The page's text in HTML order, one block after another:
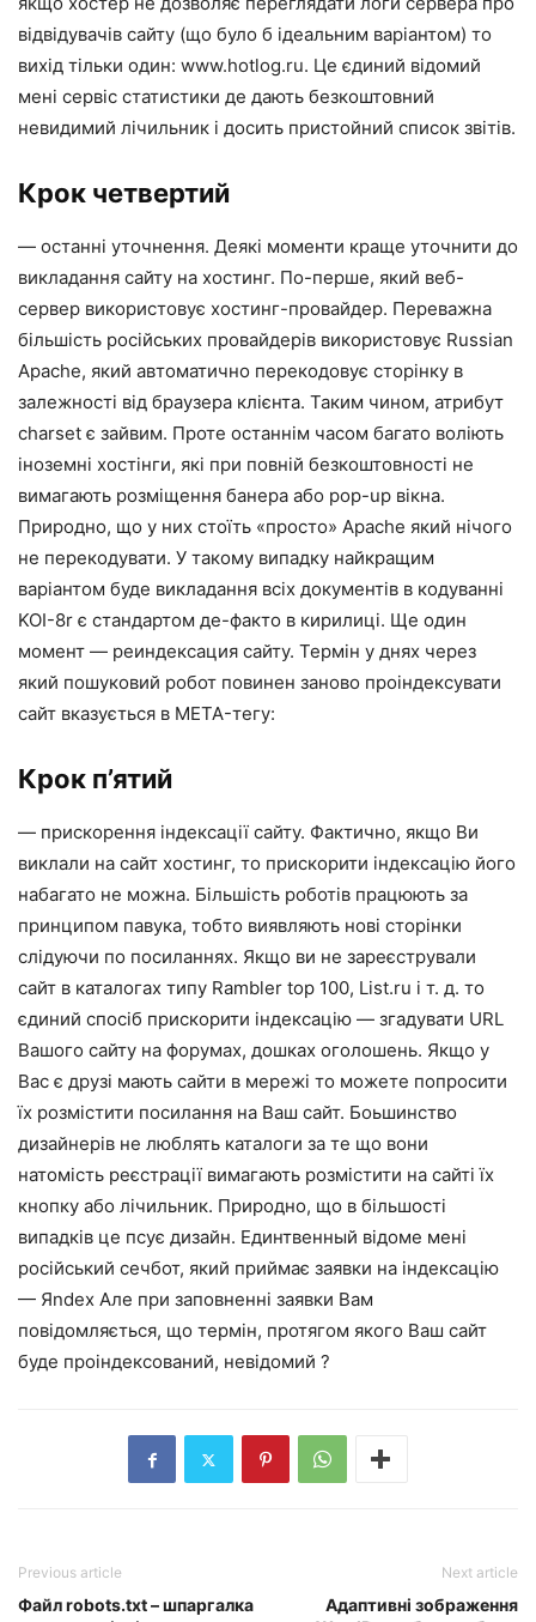
відвідувачів сайту (що було б ідеальним варіантом) то
вихід тільки один: www.hotlog.ru. Це єдиний відомий
мені сервіс статистики де дають безкоштовний
невидимий лічильник і досить пристойний список звітів.
Крок четвертий
— останні уточнення. Деякі моменти краще уточнити до
викладання сайту на хостинг. По-перше, який веб-
сервер використовує хостинг-провайдер. Переважна
більшість російських провайдерів використовує Russian
Apache, який автоматично перекодовує сторінку в
залежності від браузера клієнта. Таким чином, атрибут
charset є зайвим. Проте останнім часом багато воліють
іноземні хостінги, які при повній безкоштовності не
вимагають розміщення банера або pop-up вікна.
Природно, що у них стоїть «просто» Apache який нічого
не перекодувати. У такому випадку найкращим
варіантом буде викладання всіх документів в кодуванні
KOI-8r є стандартом де-факто в кирилиці. Ще один
момент — реиндексация сайту. Термін у днях через
який пошуковий робот повинен заново проіндексувати
сайт вказується в META-тегу:
Крок п’ятий
— прискорення індексації сайту. Фактично, якщо Ви
виклали на сайт хостинг, то прискорити індексацію його
набагато не можна. Більшість роботів працюють за
принципом павука, тобто виявляють нові сторінки
слідуючи по посиланнях. Якщо ви не зареєстрували
сайт в каталогах типу Rambler top 100, List.ru і т. д. то
єдиний спосіб прискорити індексацію — згадувати URL
Вашого сайту на форумах, дошках оголошень. Якщо у
Вас є друзі мають сайти в мережі то можете попросити
їх розмістити посилання на Ваш сайт. Боьшинство
дизайнерів не люблять каталоги за те що вони
натомість реєстрації вимагають розмістити на сайті їх
кнопку або лічильник. Природно, що в більшості
випадків це псує дизайн. Единтвенный відоме мені
російський сечбот, який приймає заявки на індексацію
— Яndex Але при заповненні заявки Вам
повідомляється, що термін, протягом якого Ваш сайт
буде проіндексований, невідомий ?
Previous article
Файл robots.txt – шпаргалка
Next article
Адаптивні зображення